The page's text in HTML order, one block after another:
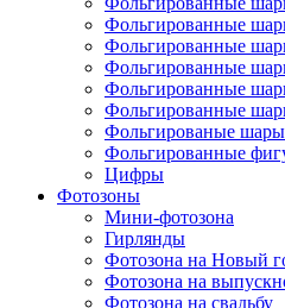
Фольгированные
Фольгированные
Фольгированные
Фольгированные
Фольгированные
Фольгированые
Фольгированные
Цифры
Фотозоны
Мини-фотозона
Гирлянды
Фотозона на Новый
Фотозона на
Фотозона на свадьбу